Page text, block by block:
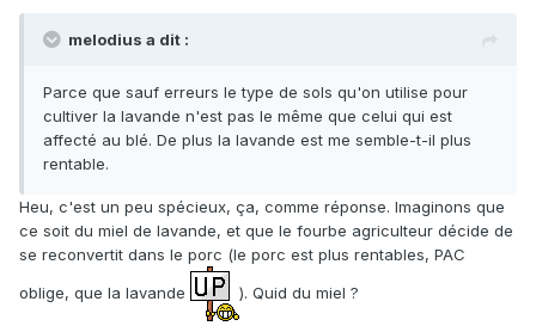
melodius a dit :
Parce que sauf erreurs le type de sols qu'on utilise pour
cultiver la lavande n'est pas le même que celui qui est
affecté au blé. De plus la lavande est me semble-t-il plus
rentable.
Heu, c'est un peu spécieux, ça, comme réponse. Imaginons que
ce soit du miel de lavande, et que le fourbe agriculteur décide de
se reconvertit dans le porc (le porc est plus rentables, PAC
oblige, que la lavande
). Quid du miel ?